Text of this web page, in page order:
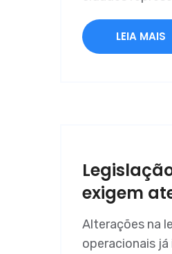
LEIA MAIS
exigem
Alterações na
operacionais